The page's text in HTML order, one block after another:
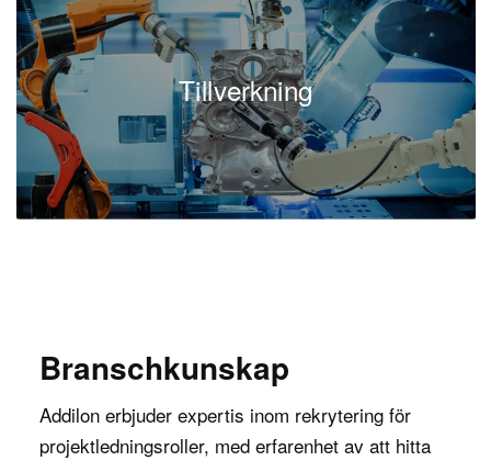
företag som vill säkerställa att deras
projektstyrning är effektiv och att projekten
levererar enligt mål. En erfaren projektchef kan
genom
proaktiv rekryteringoch ledarskap bidra
till att företaget når sina mål, även i enständigt
växandeprojektportfölj.Ta hjälp
rekryteringspartner för att säkerställa att du hittar
Kontakta oss för offert
Tillverkning
Branschkunskap
Addilon erbjuder expertis inom rekrytering för
projektledningsroller, med erfarenhet av att hitta